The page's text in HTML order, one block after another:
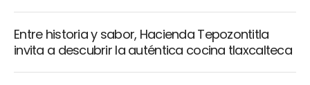
Entre historia y sabor, Hacienda Tepozontitla
invita a descubrir la auténtica cocina tlaxcalteca